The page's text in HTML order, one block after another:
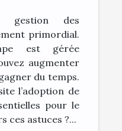
gestion des
primordial.
est gérée
augmenter
du temps.
l’adoption de
pour le
ces astuces ?...